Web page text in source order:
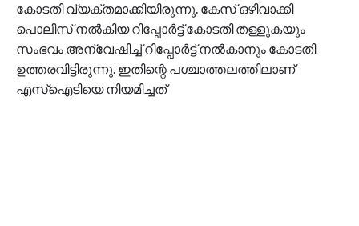
കോടതി വ്യക്തമാക്കിയിരുന്നു. കേസ് ഒഴിവാക്കി
പൊലീസ് നല്‍കിയ റിപ്പോര്‍ട്ട് കോടതി തള്ളുകയും
സംഭവം അന്വേഷിച്ച് റിപ്പോര്‍ട്ട് നല്‍കാനും കോടതി
ഉത്തരവിട്ടിരുന്നു. ഇതിന്റെ പശ്ചാത്തലത്തിലാണ്
എസ്‌ഐടിയെ നിയമിച്ചത്